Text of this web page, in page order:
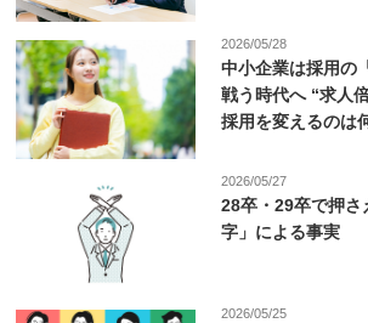
2026/05/28
中小企業は採用の
戦う時代へ “求人
採用を変えるのは
2026/05/27
28卒・29卒で押さ
字」による事実
2026/05/25